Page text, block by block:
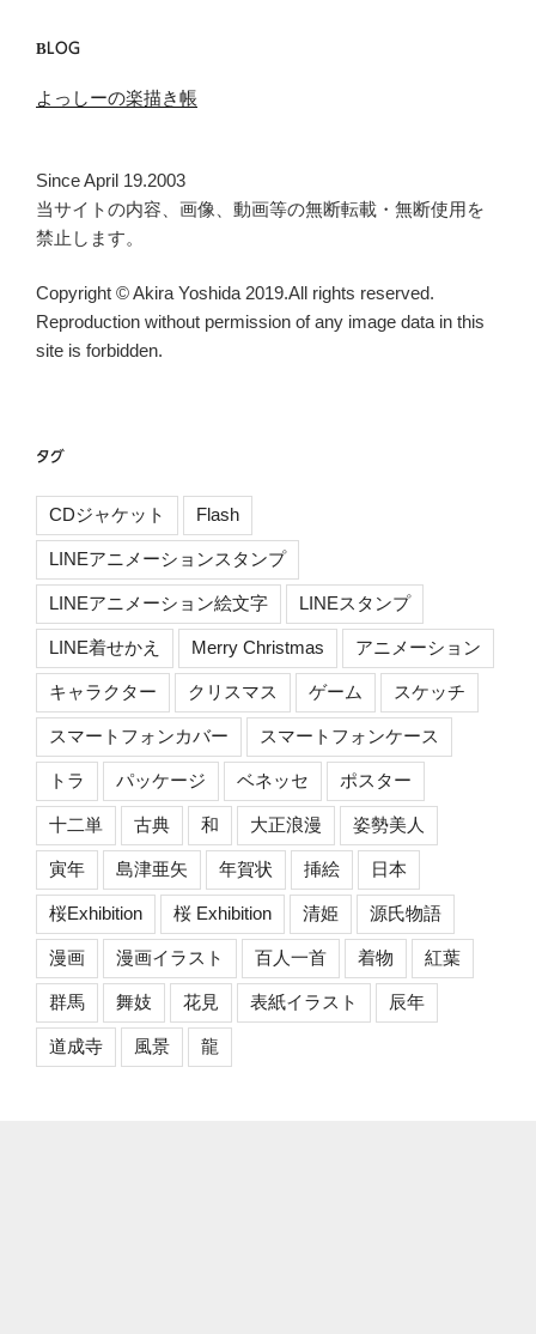
BLOG
よっしーの楽描き帳
Since April 19.2003
当サイトの内容、画像、動画等の無断転載・無断使用を
禁止します。
Copyright © Akira Yoshida 2019.All rights reserved.
Reproduction without permission of any image data in this
site is forbidden.
タグ
CDジャケット Flash
LINEアニメーションスタンプ
LINEアニメーション絵文字 LINEスタンプ
LINE着せかえ Merry Christmas アニメーション
キャラクター クリスマス ゲーム スケッチ
スマートフォンカバー スマートフォンケース
トラ パッケージ ベネッセ ポスター
十二単 古典 和 大正浪漫 姿勢美人
寅年 島津亜矢 年賀状 挿絵 日本
桜Exhibition 桜 Exhibition 清姫 源氏物語
漫画 漫画イラスト 百人一首 着物 紅葉
群馬 舞妓 花見 表紙イラスト 辰年
道成寺 風景 龍